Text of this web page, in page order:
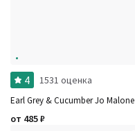
4 1531 оценка
Earl Grey & Cucumber Jo Malone
от 485₽